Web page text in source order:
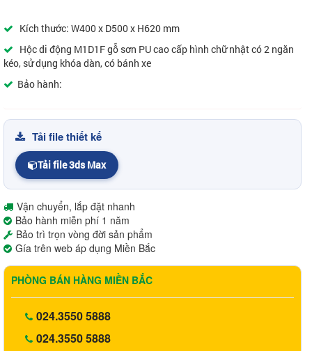
Kích thước: W400 x D500 x H620 mm
Hộc di động M1D1F gỗ sơn PU cao cấp hình chữ nhật có 2 ngăn
kéo, sử dụng khóa dàn, có bánh xe
Bảo hành:
Tải file thiết kế
Tải file 3ds Max
Vận chuyển, lắp đặt nhanh
Bảo hành miễn phí 1 năm
Bảo trì trọn vòng đời sản phẩm
Gía trên web áp dụng Miền Bắc
PHÒNG BÁN HÀNG MIỀN BẮC
024.3550 5888
024.3550 5888